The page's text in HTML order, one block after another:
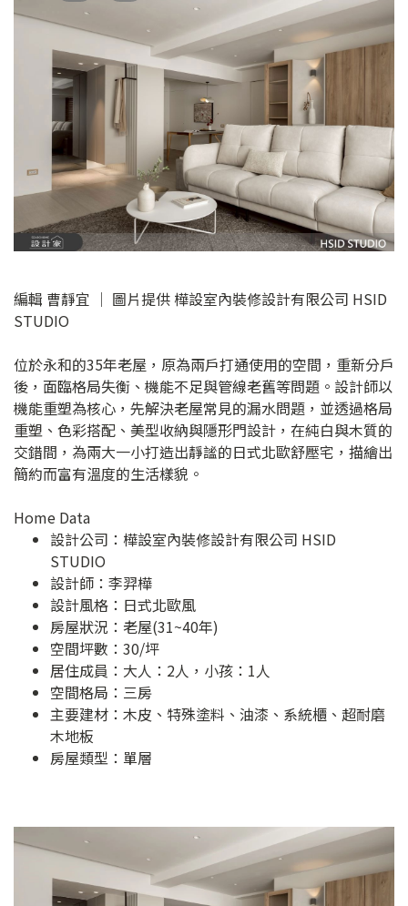
編輯 曹靜宜 │ 圖片提供 樺設室內裝修設計有限公司 HSID
STUDIO
位於永和的35年老屋，原為兩戶打通使用的空間，重新分戶
後，面臨格局失衡、機能不足與管線老舊等問題。設計師以
機能重塑為核心，先解決老屋常見的漏水問題，並透過格局
重塑、色彩搭配、美型收納與隱形門設計，在純白與木質的
交錯間，為兩大一小打造出靜謐的日式北歐舒壓宅，描繪出
簡約而富有溫度的生活樣貌。
Home Data
設計公司： 樺設室內裝修設計有限公司 HSID
STUDIO
設計師：李羿樺
設計風格：日式北歐風
房屋狀況：老屋(31~40年)
空間坪數：30/坪
居住成員：大人：2人，小孩：1人
空間格局：三房
主要建材：木皮、特殊塗料、油漆、系統櫃、超耐磨
木地板
房屋類型：單層